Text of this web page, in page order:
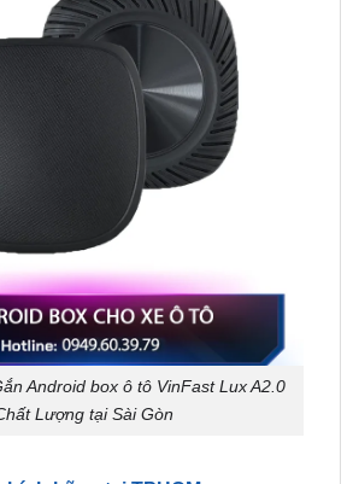
Android box ô tô VinFast Lux A2.0
Lượng tại Sài Gòn
hãng tại TPHCM